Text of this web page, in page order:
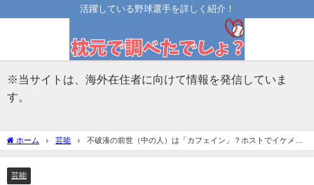
活躍している野球選手を詳しく紹介！
※当サイトは、海外在住者に向けて情報を発信していま
す。
ホーム 芸能
不破湊の前世（中の人）は「カフェイン」？ホストでイケメン
って本当？
芸能